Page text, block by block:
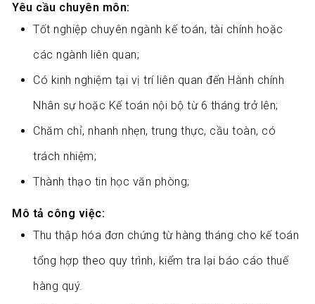
Yêu cầu chuyên môn:
Tốt nghiệp chuyên ngành kế toán, tài chính hoặc
các ngành liên quan;
Có kinh nghiệm tại vị trí liên quan đến Hành chính
Nhân sự hoặc Kế toán nội bộ từ 6 tháng trở lên;
Chăm chỉ, nhanh nhẹn, trung thực, cầu toàn, có
trách nhiệm;
Thành thạo tin học văn phòng;
Mô tả công việc:
Thu thập hóa đơn chứng từ hàng tháng cho kế toán
tổng hợp theo quy trình, kiểm tra lại báo cáo thuế
hàng quý.